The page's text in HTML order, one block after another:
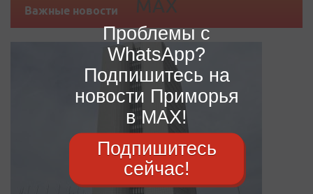
Важные новости
Проблемы с
WhatsApp?
Подпишитесь на
новости Приморья
в MAX!
Подпишитесь
сейчас!